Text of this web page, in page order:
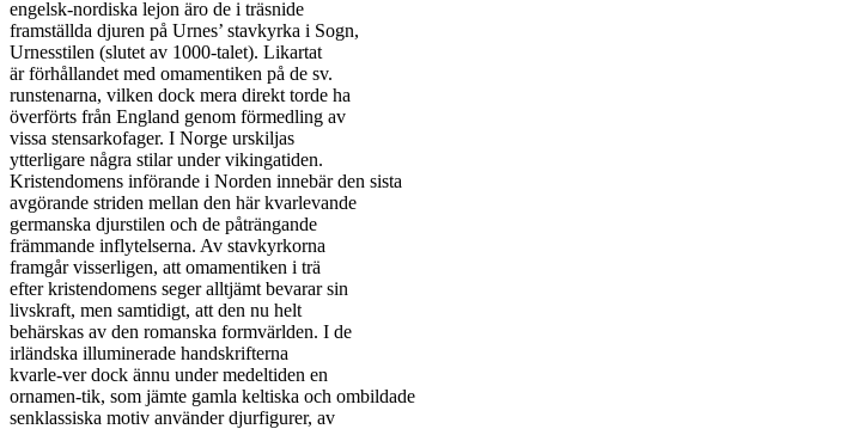
engelsk-nordiska lejon äro de i träsnide
framställda djuren på Urnes’ stavkyrka i Sogn,
Urnesstilen (slutet av 1000-talet). Likartat
är förhållandet med omamentiken på de sv.
runstenarna, vilken dock mera direkt torde ha
överförts från England genom förmedling av
vissa stensarkofager. I Norge urskiljas
ytterligare några stilar under vikingatiden.
Kristendomens införande i Norden innebär den sista
avgörande striden mellan den här kvarlevande
germanska djurstilen och de påträngande
främmande inflytelserna. Av stavkyrkorna
framgår visserligen, att omamentiken i trä
efter kristendomens seger alltjämt bevarar sin
livskraft, men samtidigt, att den nu helt
behärskas av den romanska formvärlden. I de
irländska illuminerade handskrifterna
kvarle-ver dock ännu under medeltiden en
ornamen-tik, som jämte gamla keltiska och ombildade
senklassiska motiv använder djurfigurer, av